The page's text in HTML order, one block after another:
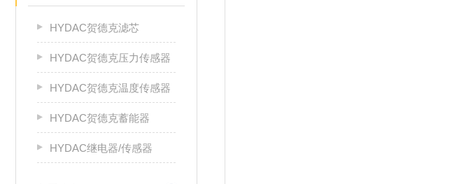
HYDAC贺德克滤芯
HYDAC贺德克压力传感器
HYDAC贺德克温度传感器
HYDAC贺德克蓄能器
HYDAC继电器/传感器